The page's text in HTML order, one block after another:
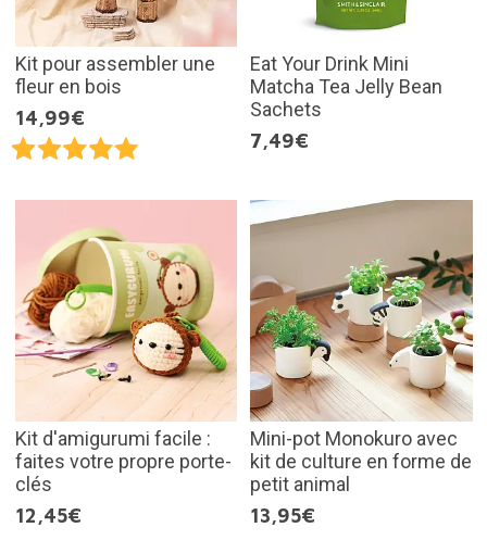
Kit pour assembler une
fleur en bois
14,99€
Eat Your Drink Mini
Matcha Tea Jelly Bean
Sachets
7,49€
Kit d'amigurumi facile :
faites votre propre porte-
clés
12,45€
Mini-pot Monokuro avec
kit de culture en forme de
petit animal
13,95€